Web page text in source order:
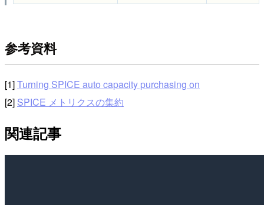
参考資料
[1]Turning SPICE auto capacity purchasing on
[2] SPICE メトリクスの集約
関連記事